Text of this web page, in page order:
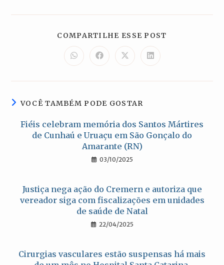
COMPARTILHE ESSE POST
Abre
em
nova
Abre
em
nova
Abre
em
nova
Abre
em
nova
VOCÊ TAMBÉM PODE GOSTAR
Fiéis celebram memória dos Santos Mártires
de Cunhaú e Uruaçu em São Gonçalo do
Amarante (RN)
03/10/2025
Justiça nega ação do Cremern e autoriza que
vereador siga com fiscalizações em unidades
de saúde de Natal
22/04/2025
Cirurgias vasculares estão suspensas há mais